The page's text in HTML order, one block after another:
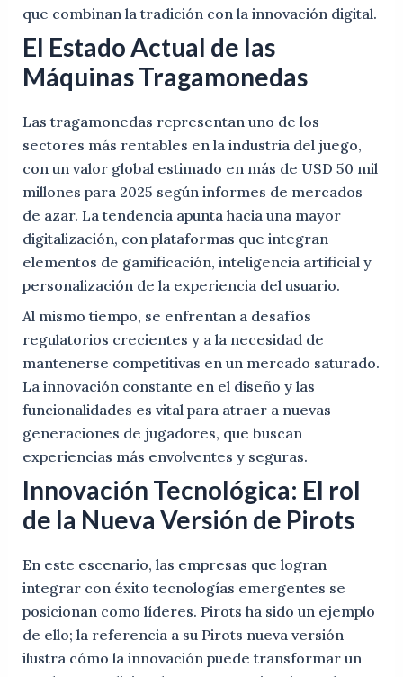
que combinan la tradición con la innovación digital.
El Estado Actual de las
Máquinas Tragamonedas
Las tragamonedas representan uno de los
sectores más rentables en la industria del juego,
con un valor global estimado en más de USD 50 mil
millones para 2025 según informes de mercados
de azar. La tendencia apunta hacia una mayor
digitalización, con plataformas que integran
elementos de gamificación, inteligencia artificial y
personalización de la experiencia del usuario.
Al mismo tiempo, se enfrentan a desafíos
regulatorios crecientes y a la necesidad de
mantenerse competitivas en un mercado saturado.
La innovación constante en el diseño y las
funcionalidades es vital para atraer a nuevas
generaciones de jugadores, que buscan
experiencias más envolventes y seguras.
Innovación Tecnológica: El rol
de la Nueva Versión de Pirots
En este escenario, las empresas que logran
integrar con éxito tecnologías emergentes se
posicionan como líderes. Pirots ha sido un ejemplo
de ello; la referencia a su Pirots nueva versión
ilustra cómo la innovación puede transformar un